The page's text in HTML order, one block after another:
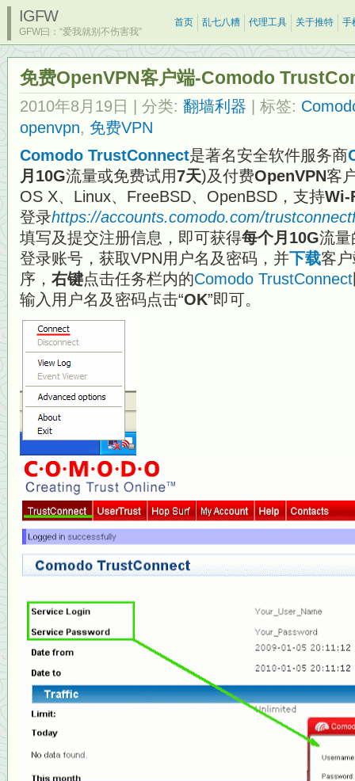
IGFW
GFW曰：“爱我就别不伤害我”
首页 乱七八糟 代理工具 关于推特 手
免费OpenVPN客户端-Comodo
2010年8月19日 | 分类: 翻墙利器 | 标签:
openvpn, 免费VPN
Comodo TrustConnect是著名安全软件服务商
月10G流量或免费试用7天)及付费OpenVPN客
OS X、Linux、FreeBSD、OpenBSD，支持Wi-
登录https://accounts.comodo.com/
填写及提交注册信息，即可获得每个月10G流量
登录账号，获取VPN用户名及密码，并下载客
序， 右键点击任务栏内的Comodo TrustConnect
输入用户名及密码点击“OK”即可。